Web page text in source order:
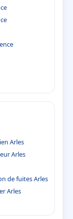
Arles
Arles
de fuites Arles
Arles